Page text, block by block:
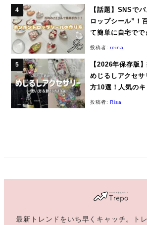
【話題】SNSで
ロップシール”！
て簡単に自宅で
投稿者:reina
【2026年保存版
めじるしアクセサ
方10選！人気の
投稿者:Risa
最新トレンドをいち早くキャッチ。ト